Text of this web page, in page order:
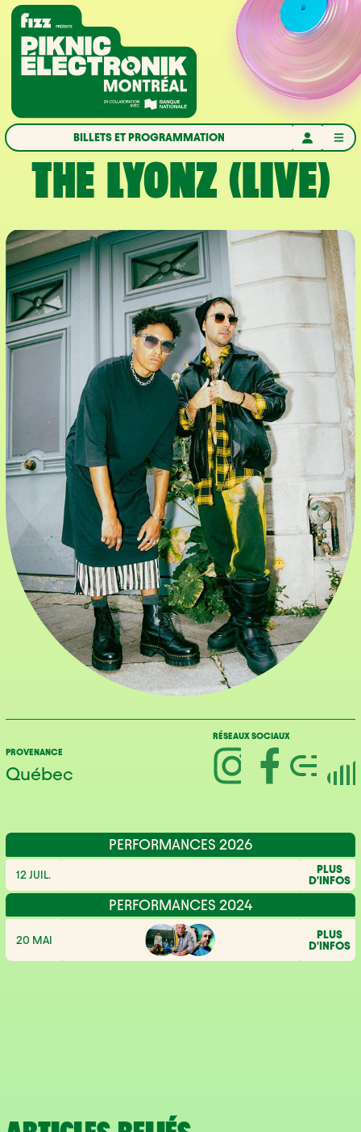
Aller à la navigation
Aller au contenu
Accueil
BILLETS ET PROGRAMMATION
THE LYONZ (LIVE)
PROVENANCE
Québec
RÉSEAUX SOCIAUX
PERFORMANCES 2026
12 JUIL.
PLUS
D'INFOS
PERFORMANCES 2024
20 MAI
PLUS
D'INFOS